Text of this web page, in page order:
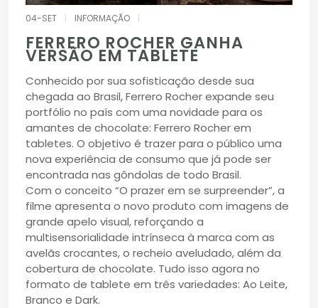
04-SET INFORMAÇÃO
FERRERO ROCHER GANHA
VERSÃO EM TABLETE
Conhecido por sua sofisticação desde sua
chegada ao Brasil, Ferrero Rocher expande seu
portfólio no país com uma novidade para os
amantes de chocolate: Ferrero Rocher em
tabletes. O objetivo é trazer para o público uma
nova experiência de consumo que já pode ser
encontrada nas gôndolas de todo Brasil.
Com o conceito “O prazer em se surpreender”, a
filme apresenta o novo produto com imagens de
grande apelo visual, reforçando a
multisensorialidade intrínseca à marca com as
avelãs crocantes, o recheio aveludado, além da
cobertura de chocolate. Tudo isso agora no
formato de tablete em três variedades: Ao Leite,
Branco e Dark.